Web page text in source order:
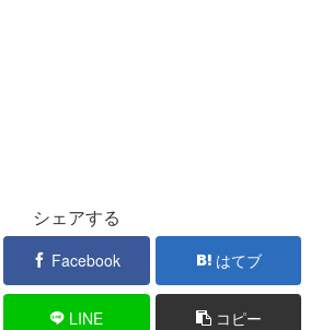
シェアする
Facebook はてブ
LINE コピー